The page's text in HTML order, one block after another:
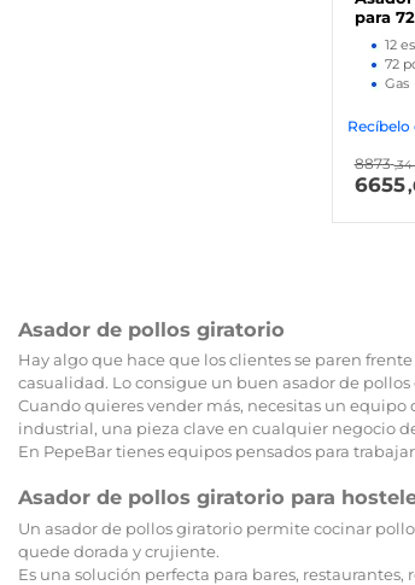
para
12
72
Gas
Recíbelo
8873
6655
Asador de pollos giratorio
Hay algo que hace que los clientes se paren
casualidad. Lo consigue un buen asador de pollos
Cuando quieres vender más, necesitas un
industrial, una pieza clave en cualquier negocio
En PepeBar tienes equipos pensados para
Asador de pollos giratorio para
Un asador de pollos giratorio permite cocinar
quede dorada y crujiente.
Es una solución perfecta para bares,